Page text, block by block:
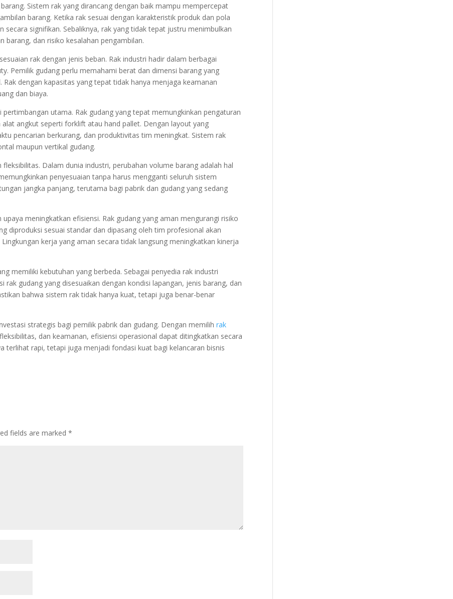
Sistem rak yang dirancang dengan baik mampu mempercepat
barang. Ketika rak sesuai dengan karakteristik produk dan pola
signifikan. Sebaliknya, rak yang tidak tepat justru menimbulkan
barang, dan risiko kesalahan pengambilan.
rak dengan jenis beban. Rak industri hadir dalam berbagai
Pemilik gudang perlu memahami berat dan dimensi barang yang
dengan kapasitas yang tepat tidak hanya menjaga keamanan
dan biaya.
utama. Rak gudang yang tepat memungkinkan pengaturan
angkut seperti forklift atau hand pallet. Dengan layout yang
pencarian berkurang, dan produktivitas tim meningkat. Sistem rak
maupun vertikal gudang.
Dalam dunia industri, perubahan volume barang adalah hal
penyesuaian tanpa harus mengganti seluruh sistem
jangka panjang, terutama bagi pabrik dan gudang yang sedang
meningkatkan efisiensi. Rak gudang yang aman mengurangi risiko
diproduksi sesuai standar dan dipasang oleh tim profesional akan
kerja yang aman secara tidak langsung meningkatkan kinerja
memiliki kebutuhan yang berbeda. Sebagai penyedia rak industri
rak gudang yang disesuaikan dengan kondisi lapangan, jenis barang, dan
bahwa sistem rak tidak hanya kuat, tetapi juga benar-benar
strategis bagi pemilik pabrik dan gudang. Dengan memilihrak
dan keamanan, efisiensi operasional dapat ditingkatkan secara
terlihat rapi, tetapi juga menjadi fondasi kuat bagi kelancaran bisnis
fields are marked*